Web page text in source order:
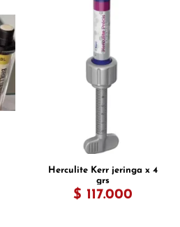
Herculite Kerr jeringa x 4
grs
$ 117.000